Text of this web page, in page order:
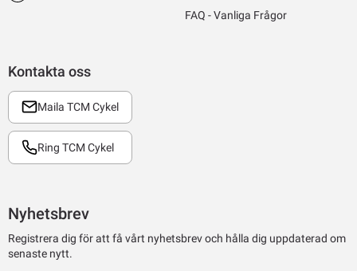
Kontakta oss
Maila TCM Cykel
Ring TCM Cykel
FAQ - Vanliga Frågor
Nyhetsbrev
Registrera dig för att få vårt nyhetsbrev och hålla dig uppdaterad om
senaste nytt.